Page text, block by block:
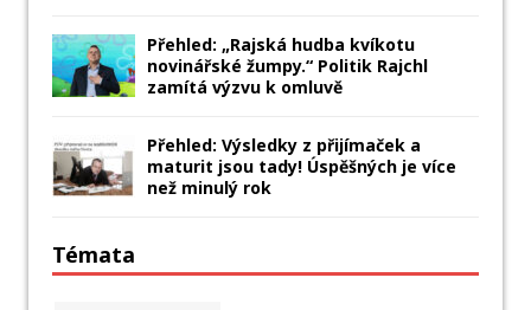
Přehled: „Rajská hudba kvíkotu
novinářské žumpy.“ Politik Rajchl
zamítá výzvu k omluvě
Přehled: Výsledky z přijímaček a
maturit jsou tady! Úspěšných je více
než minulý rok
Témata